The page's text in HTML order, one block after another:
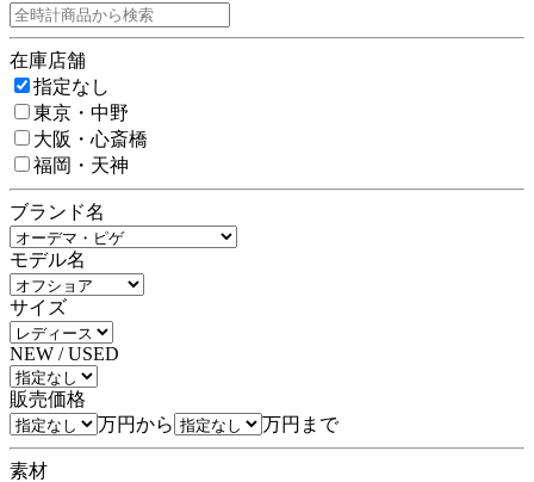
在庫店舗
指定なし
東京・中野
大阪・心斎橋
福岡・天神
ブランド名
モデル名
サイズ
NEW / USED
販売価格
万円から
万円まで
素材